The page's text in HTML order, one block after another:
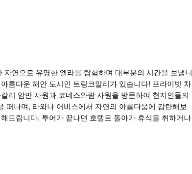
연으로 유명한 엘라를 탐험하며 대부분의 시간을 보냅니
름다운 해안 도시인 트링코말리가 있습니다! 프라이빗 차
리 암만 사원과 코네스와람 사원을 방문하여 현지인들의
떠나며, 라와나 어비스에서 자연의 아름다움에 감탄해보
드립니다. 투어가 끝나면 호텔로 돌아가 휴식을 취하거나